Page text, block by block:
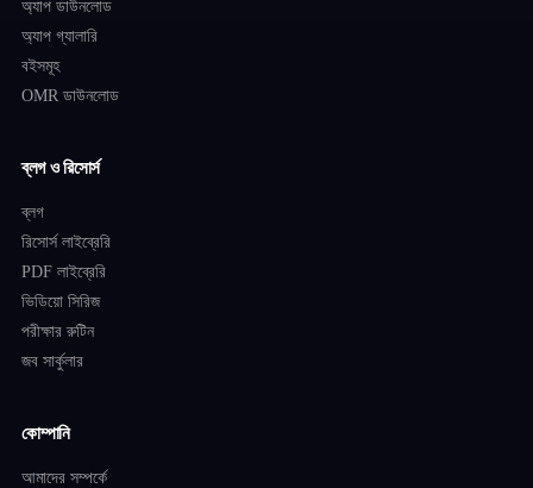
অ্যাপ ডাউনলোড
অ্যাপ গ্যালারি
বইসমূহ
OMR ডাউনলোড
ব্লগ ও রিসোর্স
ব্লগ
রিসোর্স লাইব্রেরি
PDF লাইব্রেরি
ভিডিয়ো সিরিজ
পরীক্ষার রুটিন
জব সার্কুলার
কোম্পানি
আমাদের সম্পর্কে